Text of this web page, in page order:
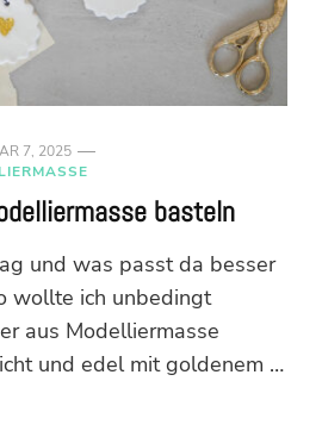
7, 2025
basteln
und was passt da besser
wollte ich unbedingt
aus Modelliermasse
und edel mit goldenem …